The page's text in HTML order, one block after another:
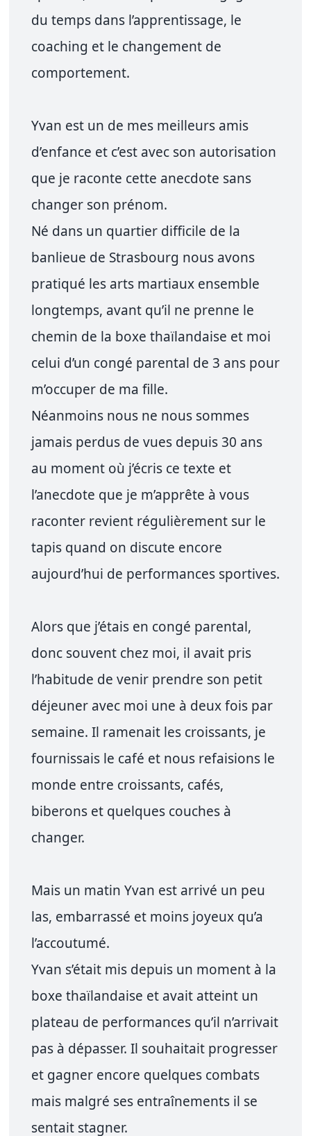
du temps dans l’apprentissage, le
coaching et le changement de
comportement.
Yvan est un de mes meilleurs amis
d’enfance et c’est avec son autorisation
que je raconte cette anecdote sans
changer son prénom.
Né dans un quartier difficile de la
banlieue de Strasbourg nous avons
pratiqué les arts martiaux ensemble
longtemps, avant qu’il ne prenne le
chemin de la boxe thaïlandaise et moi
celui d’un congé parental de 3 ans pour
m’occuper de ma fille.
Néanmoins nous ne nous sommes
jamais perdus de vues depuis 30 ans
au moment où j’écris ce texte et
l’anecdote que je m’apprête à vous
raconter revient régulièrement sur le
tapis quand on discute encore
aujourd’hui de performances sportives.
Alors que j’étais en congé parental,
donc souvent chez moi, il avait pris
l’habitude de venir prendre son petit
déjeuner avec moi une à deux fois par
semaine. Il ramenait les croissants, je
fournissais le café et nous refaisions le
monde entre croissants, cafés,
biberons et quelques couches à
changer.
Mais un matin Yvan est arrivé un peu
las, embarrassé et moins joyeux qu’a
l’accoutumé.
Yvan s’était mis depuis un moment à la
boxe thaïlandaise et avait atteint un
plateau de performances qu’il n’arrivait
pas à dépasser. Il souhaitait progresser
et gagner encore quelques combats
mais malgré ses entraînements il se
sentait stagner.